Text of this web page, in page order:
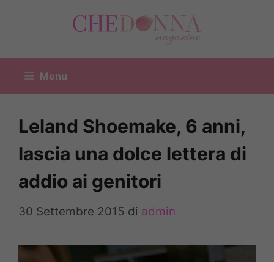
Menu
Leland Shoemake, 6 anni,
lascia una dolce lettera di
addio ai genitori
30 Settembre 2015 di admin